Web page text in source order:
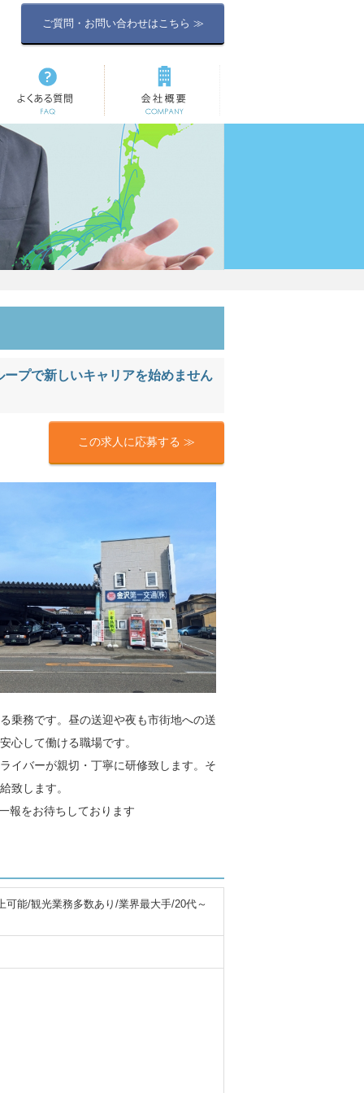
ご質問・お問い合わせはこちら ≫
よくある質問 会社概要
プで新しいキャリアを始めません
この求人に応募する ≫
乗務です。昼の送迎や夜も市街地への送
心して働ける職場です。
イバーが親切・丁寧に研修致します。そ
致します。
報をお待ちしております
能/観光業務多数あり/業界最大手/20代～